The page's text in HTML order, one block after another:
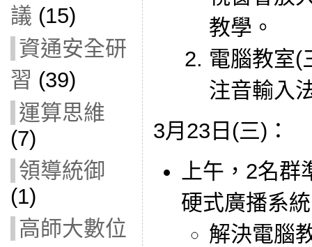
議 (15)
資通安全研
習 (39)
運算思維
(7)
領導統御
(1)
高師大數位
教學。
電腦教室(
注音輸入
3月23日(三)：
上午，2名
硬式廣播系
解決電腦